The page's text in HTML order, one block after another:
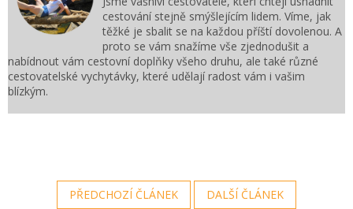
cestování stejně smýšlejícím lidem. Víme, jak
těžké je sbalit se na každou příští dovolenou. A
proto se vám snažíme vše zjednodušit a
nabídnout vám cestovní doplňky všeho druhu, ale také různé
cestovatelské vychytávky, které udělají radost vám i vašim
blízkým.
PŘEDCHOZÍ ČLÁNEK DALŠÍ ČLÁNEK